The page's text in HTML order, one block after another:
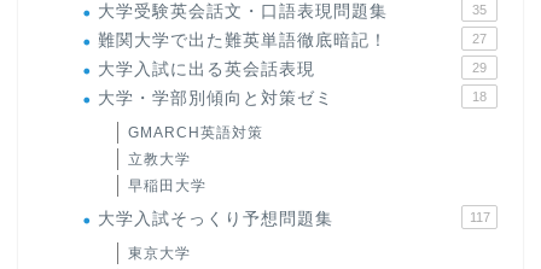
大学受験英会話文・口語表現問題集 35
難関大学で出た難英単語徹底暗記！ 27
大学入試に出る英会話表現 29
大学・学部別傾向と対策ゼミ 18
GMARCH英語対策
立教大学
早稲田大学
大学入試そっくり予想問題集 117
東京大学